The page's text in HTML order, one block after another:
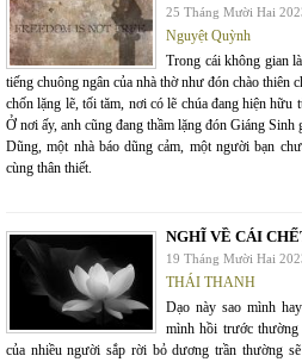
25 Tháng Mười Hai
Nguyệt Quỳnh
Trong cái không gian
tiếng chuông ngân của nhà thờ như đón chào thiên
chốn lặng lẽ, tối tăm, nơi có lẽ chúa đang hiện
Ở nơi ấy, anh cũng đang thầm lặng đón Giáng
Dũng, một nhà báo dũng cảm, một người bạn
cùng thân thiết.
NGHĨ VỀ CÁI
19 Tháng Mười Hai
THÁI THANH
Dạo này sao mình
mình hồi trước
của nhiều người sắp rời bỏ dương trần thường